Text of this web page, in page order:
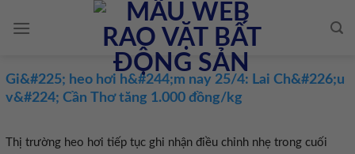
Gi&#225; heo hơi h&#244;m nay 25/4: Lai Ch&#226;u
v&#224; Cần Thơ tăng 1.000 đồng/kg
Thị trường heo hơi tiếp tục ghi nhận điều chỉnh nhẹ trong cuối